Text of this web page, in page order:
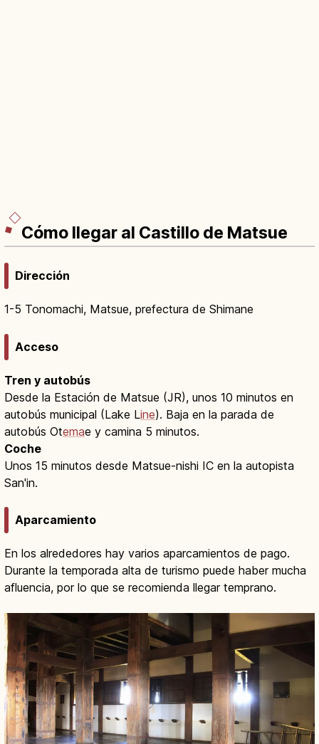
Cómo llegar al Castillo de Matsue
Dirección
1-5 Tonomachi, Matsue, prefectura de Shimane
Acceso
Tren y autobús
Desde la Estación de Matsue (JR), unos 10 minutos en
autobús municipal (Lake Line). Baja en la parada de
autobús Otemae y camina 5 minutos.
Coche
Unos 15 minutos desde Matsue-nishi IC en la autopista
San'in.
Aparcamiento
En los alrededores hay varios aparcamientos de pago.
Durante la temporada alta de turismo puede haber mucha
afluencia, por lo que se recomienda llegar temprano.